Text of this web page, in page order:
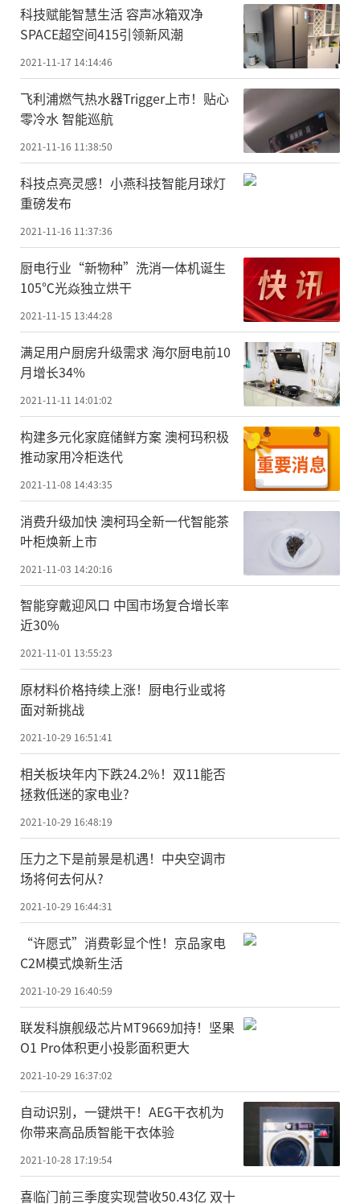
科技赋能智慧生活 容声冰箱双净
SPACE超空间415引领新风潮
2021-11-17 14:14:46
飞利浦燃气热水器Trigger上市！贴心
零冷水 智能巡航
2021-11-16 11:38:50
科技点亮灵感！小燕科技智能月球灯
重磅发布
2021-11-16 11:37:36
厨电行业“新物种”洗消一体机诞生
105℃光焱独立烘干
2021-11-15 13:44:28
满足用户厨房升级需求 海尔厨电前10
月增长34%
2021-11-11 14:01:02
构建多元化家庭储鲜方案 澳柯玛积极
推动家用冷柜迭代
2021-11-08 14:43:35
消费升级加快 澳柯玛全新一代智能茶
叶柜焕新上市
2021-11-03 14:20:16
智能穿戴迎风口 中国市场复合增长率
近30%
2021-11-01 13:55:23
原材料价格持续上涨！厨电行业或将
面对新挑战
2021-10-29 16:51:41
相关板块年内下跌24.2%！双11能否
拯救低迷的家电业?
2021-10-29 16:48:19
压力之下是前景是机遇！中央空调市
场将何去何从?
2021-10-29 16:44:31
“许愿式”消费彰显个性！京品家电
C2M模式焕新生活 ​
2021-10-29 16:40:59
联发科旗舰级芯片MT9669加持！坚果
O1 Pro体积更小投影面积更大
2021-10-29 16:37:02
自动识别，一键烘干！AEG干衣机为
你带来高品质智能干衣体验
2021-10-28 17:19:54
喜临门前三季度实现营收50.43亿 双十